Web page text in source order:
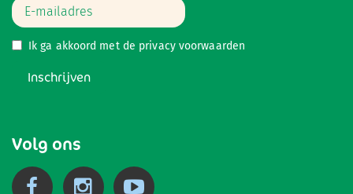
Ik ga akkoord met de privacy voorwaarden
Inschrijven
Volg ons